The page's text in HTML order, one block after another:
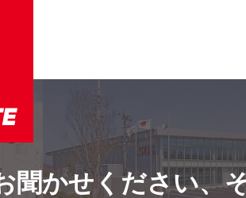
聞かせください、